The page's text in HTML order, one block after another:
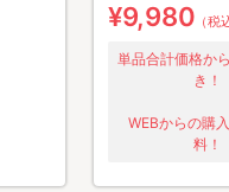
¥9,980 （税
単品合計価格か
き！
WEBからの購
料！